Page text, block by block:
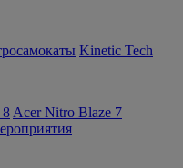
Kinetic Tech
8 Acer Nitro Blaze 7